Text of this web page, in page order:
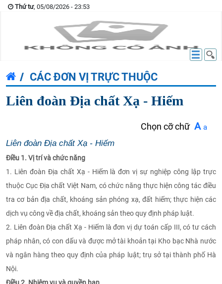
Thứ tư, 05/08/2026 - 23:53
CÁC ĐƠN VỊ TRỰC THUỘC
Liên đoàn Địa chất Xạ - Hiếm
Chọn cỡ chữ A a
Liên đoàn Địa chất Xạ - Hiếm
Điều 1. Vị trí và chức năng
1. Liên đoàn Địa chất Xạ - Hiếm là đơn vị sự nghiệp công lập trực
thuộc Cục Địa chất Việt Nam, có chức năng thực hiện công tác điều
tra cơ bản địa chất, khoáng sản phóng xạ, đất hiếm; thực hiện các
dịch vụ công về địa chất, khoáng sản theo quy định pháp luật.
2. Liên đoàn Địa chất Xạ - Hiếm là đơn vịdự toán cấp III,có tư cách
pháp nhân, có con dấu và được mở tài khoản tại Kho bạc Nhà nước
và ngân hàng theo quy định của pháp luật; trụ sở tại thành phố Hà
Nội.